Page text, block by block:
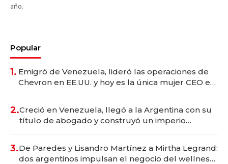
año.
Popular
1. Emigró de Venezuela, lideró las operaciones de
Chevron en EE.UU. y hoy es la única mujer CEO en
2.Creció en Venezuela, llegó a la Argentina con su
título de abogado y construyó un imperio
3.De Paredes y Lisandro Martínez a Mirtha Legrand:
dos argentinos impulsan el negocio del wellness